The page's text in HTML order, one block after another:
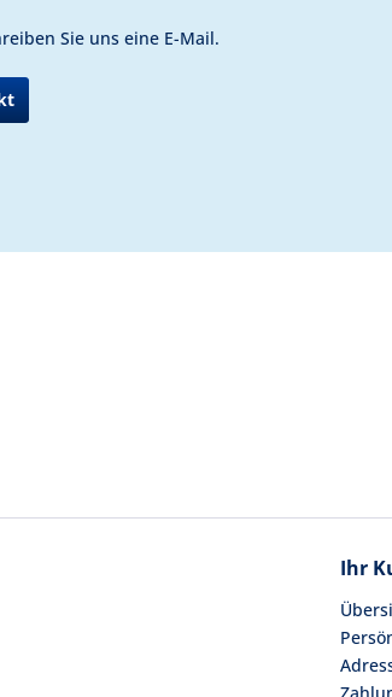
Sie uns eine E-Mail.
Ihr